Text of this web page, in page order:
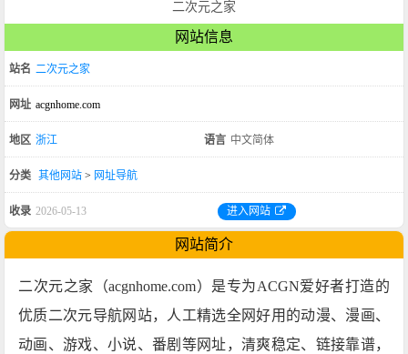
二次元之家
网站信息
站名 二次元之家
网址 acgnhome.com
地区 浙江 语言 中文简体
分类 其他网站 > 网址导航
收录 2026-05-13 进入网站
网站简介
二次元之家（acgnhome.com）是专为ACGN爱好者打造的
优质二次元导航网站，人工精选全网好用的动漫、漫画、
动画、游戏、小说、番剧等网址，清爽稳定、链接靠谱，